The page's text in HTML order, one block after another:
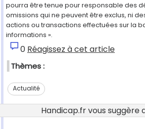
pourra être tenue pour responsable des
omissions qui ne peuvent être exclus, ni
actions ou transactions effectuées sur la
informations ».
0 Réagissez à cet article
Thèmes :
Actualité
Handicap.fr vous suggère